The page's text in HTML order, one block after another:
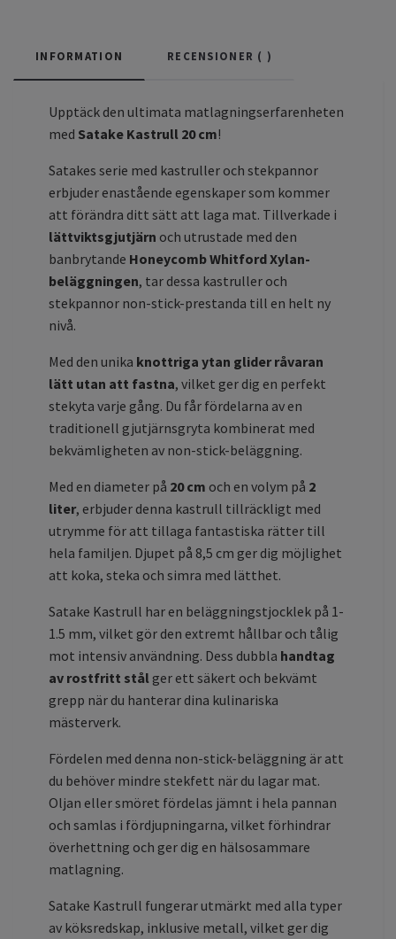
INFORMATION RECENSIONER ( )
Upptäck den ultimata matlagningserfarenheten
med Satake Kastrull 20 cm!
Satakes serie med kastruller och stekpannor
erbjuder enastående egenskaper som kommer
att förändra ditt sätt att laga mat. Tillverkade i
lättviktsgjutjärn och utrustade med den
banbrytande Honeycomb Whitford Xylan-
beläggningen, tar dessa kastruller och
stekpannor non-stick-prestanda till en helt ny
nivå.
Med den unika knottriga ytan glider råvaran
lätt utan att fastna, vilket ger dig en perfekt
stekyta varje gång. Du får fördelarna av en
traditionell gjutjärnsgryta kombinerat med
bekvämligheten av non-stick-beläggning.
Med en diameter på 20 cm och en volym på 2
liter, erbjuder denna kastrull tillräckligt med
utrymme för att tillaga fantastiska rätter till
hela familjen. Djupet på 8,5 cm ger dig möjlighet
att koka, steka och simra med lätthet.
Satake Kastrull har en beläggningstjocklek på 1-
1.5 mm, vilket gör den extremt hållbar och tålig
mot intensiv användning. Dess dubbla handtag
av rostfritt stål ger ett säkert och bekvämt
grepp när du hanterar dina kulinariska
mästerverk.
Fördelen med denna non-stick-beläggning är att
du behöver mindre stekfett när du lagar mat.
Oljan eller smöret fördelas jämnt i hela pannan
och samlas i fördjupningarna, vilket förhindrar
överhettning och ger dig en hälsosammare
matlagning.
Satake Kastrull fungerar utmärkt med alla typer
av köksredskap, inklusive metall, vilket ger dig